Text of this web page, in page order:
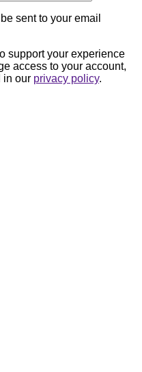
sent to your email
support your experience
access to your account,
in our privacy policy.